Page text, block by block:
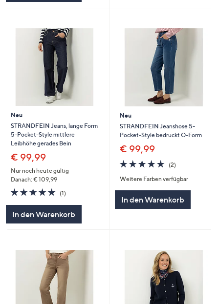
Neu
STRANDFEIN Jeans, lange Form
5-Pocket-Style mittlere
Leibhöhe gerades Bein
€ 99,99
Nur noch heute gültig
Danach: € 109,99
5.0
von
(1)
In den Warenkorb
Neu
STRANDFEIN Jeanshose 5-
Pocket-Style bedruckt O-Form
€ 99,99
5.0
von
5
(2)
Weitere Farben verfügbar
In den Warenkorb